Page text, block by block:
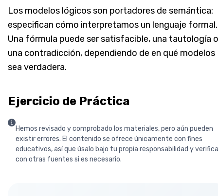
Los modelos lógicos son portadores de semántica:
especifican cómo interpretamos un lenguaje formal.
Una fórmula puede ser satisfacible, una tautología o
una contradicción, dependiendo de en qué modelos
sea verdadera.
Ejercicio de Práctica
Hemos revisado y comprobado los materiales, pero aún pueden
existir errores. El contenido se ofrece únicamente con fines
educativos, así que úsalo bajo tu propia responsabilidad y verifica
con otras fuentes si es necesario.